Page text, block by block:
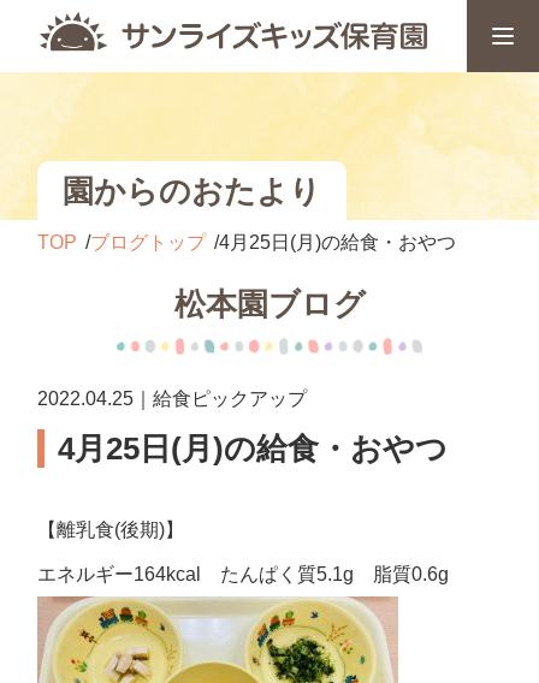
園からのおたより
TOP ブログトップ 4月25日(月)の給食・おやつ
松本園ブログ
2022.04.25｜給食ピックアップ
4月25日(月)の給食・おやつ
【離乳食(後期)】
エネルギー164kcal たんぱく質5.1g 脂質0.6g